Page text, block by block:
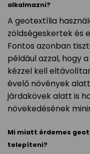
alkalmazni?
A geotextília
zöldségeskertek és
Fontos azonban
például azzal, hogy
kézzel kell
évelő növények
járdakövek alatt is
növekedésének
Mi miatt érdemes
telepíteni?